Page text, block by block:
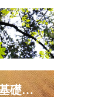
2026年9月6日開催 基礎講座【実践編】お申し込み受付中